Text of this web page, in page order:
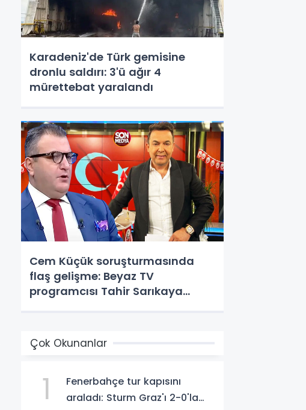
Karadeniz'de Türk gemisine
dronlu saldırı: 3'ü ağır 4
mürettebat yaralandı
Cem Küçük soruşturmasında
flaş gelişme: Beyaz TV
programcısı Tahir Sarıkaya
Çok Okunanlar
1
Fenerbahçe tur kapısını
araladı: Sturm Graz'ı 2-0'la